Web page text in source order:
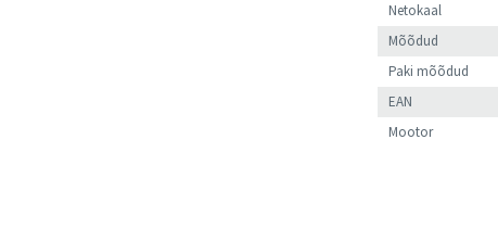
Netokaal
Mõõdud
Paki mõõdud
EAN
Mootor